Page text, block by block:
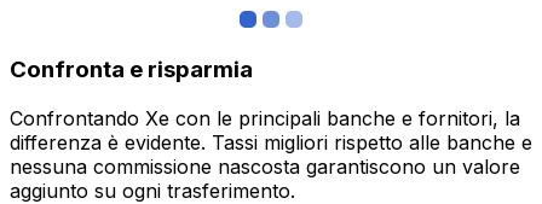
Confronta e risparmia
Confrontando Xe con le principali banche e fornitori, la
differenza è evidente. Tassi migliori rispetto alle banche e
nessuna commissione nascosta garantiscono un valore
aggiunto su ogni trasferimento.